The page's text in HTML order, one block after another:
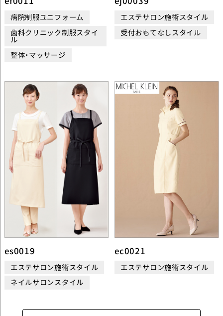
病院制服ユニフォーム
歯科クリニック制服スタイ
ル
整体・マッサージ
エステサロン施術スタイル
受付おもてなしスタイル
es0019
エステサロン施術スタイル
ネイルサロンスタイル
ec0021
エステサロン施術スタイル